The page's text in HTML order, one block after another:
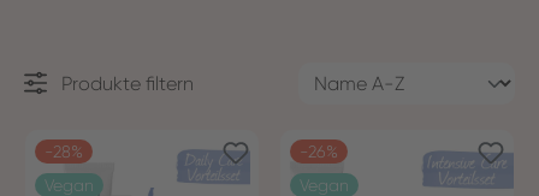
Produkte filtern
-28%
Vegan
-26%
Vegan